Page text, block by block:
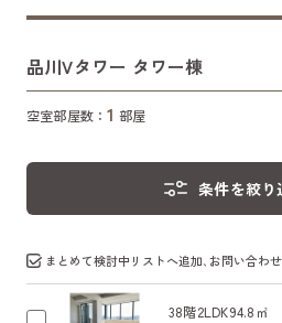
品川Vタワー タワー棟
空室部屋数：1 部屋
条件を絞り
まとめて検討中リストへ追加､お問い合わせ
38階2LDK94.8㎡